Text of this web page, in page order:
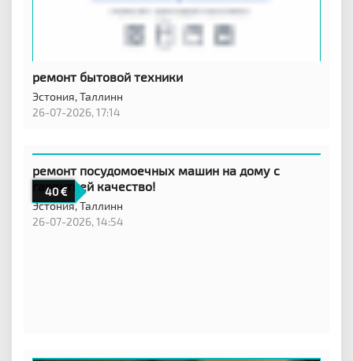
ремонт бытовой техники
Эстония,Таллинн
26-07-2026, 17:14
40
ремонт посудомоечных машин на дому с
гарантией качество!
Эстония,Таллинн
26-07-2026, 14:54